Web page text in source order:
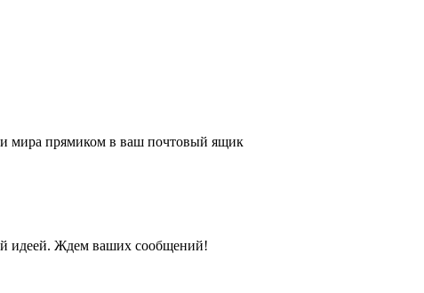
и мира прямиком в ваш почтовый ящик
идеей. Ждем ваших сообщений!